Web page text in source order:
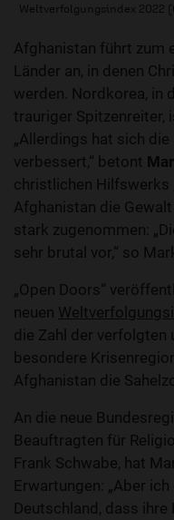
Weltverfolgungsindex 2022
Afghanistan führt zum
Länder an, in denen
werden. Nordkorea, in
trauriger Spitzenreiter,
„Allerdings hat sich
verbessert,“ betont
christlichen Hilfswerks
Afghanistan die
stark zugenommen:
sehr brutal vor,“ so
„Open Doors“
neuen
die Zahl der verfolgten
besondere
Afghanistan die
An die neue
Beauftragten für
Frank Schwabe, hat
Erwartungen: „Aber
Deutschland, dass